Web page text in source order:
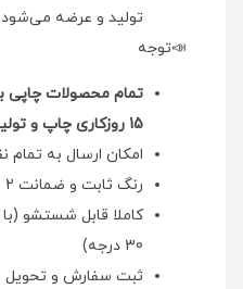
تولید و عرضه می‌شود.
📣توجه
15 روزکاری چاپ و تولید می‌شود.
امکان ارسال به تمام
رنگ ثابت و ضمانت 2 ساله چاپ
کاملا قابل شستشو
30 درجه)
ثبت سفارش و